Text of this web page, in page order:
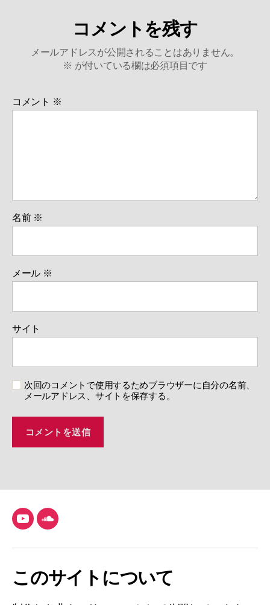
コメントを残す
メールアドレスが公開されることはありません。
※ が付いている欄は必須項目です
コメント ※
名前 ※
メール ※
サイト
次回のコメントで使用するためブラウザーに自分の名前、
メールアドレス、サイトを保存する。
YouTubeSoundCloud
このサイトについて